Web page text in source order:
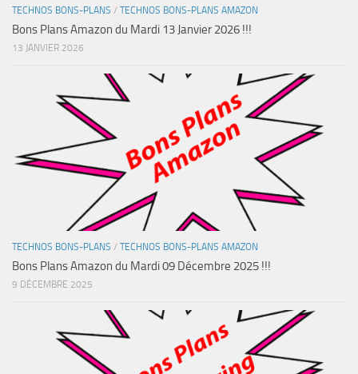
TECHNOS BONS-PLANS / TECHNOS BONS-PLANS AMAZON
Bons Plans Amazon du Mardi 13 Janvier 2026 !!!
13 JANVIER 2026
TECHNOS BONS-PLANS / TECHNOS BONS-PLANS AMAZON
Bons Plans Amazon du Mardi 09 Décembre 2025 !!!
9 DÉCEMBRE 2025